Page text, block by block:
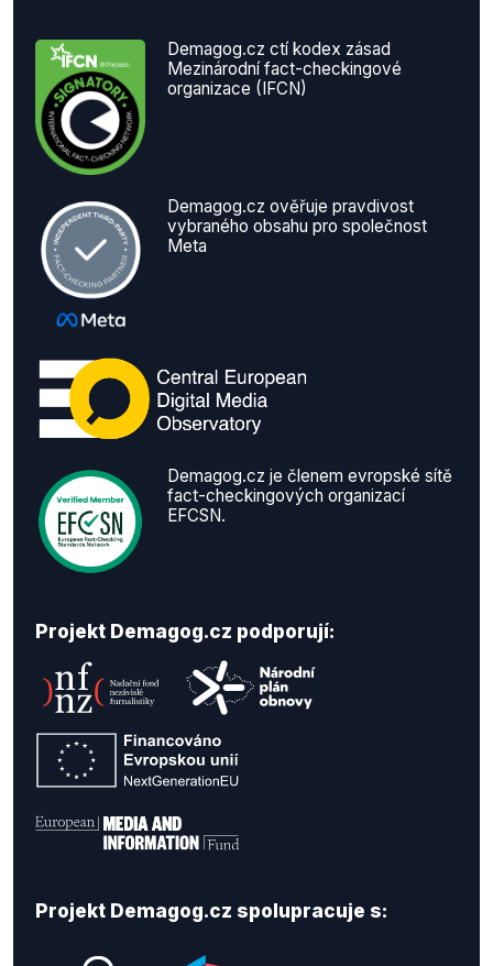
Demagog.cz ctí kodex zásad
Mezinárodní fact-checkingové
organizace (IFCN)
Demagog.cz ověřuje pravdivost
vybraného obsahu pro společnost
Meta
Demagog.cz je členem evropské sítě
fact-checkingových organizací
EFCSN.
Projekt Demagog.cz podporují:
Projekt Demagog.cz spolupracuje s: